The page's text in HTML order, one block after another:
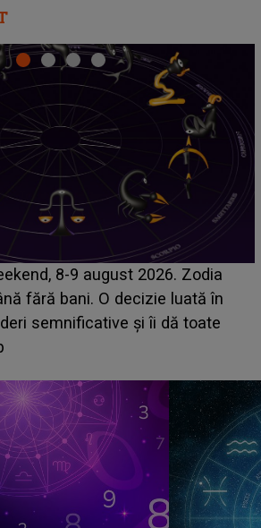
DETALIU ASCUNS până
concurentul din Casa Iubirii
NEAȘTEPTATĂ despre mama
față, eu nu te iubesc pentru